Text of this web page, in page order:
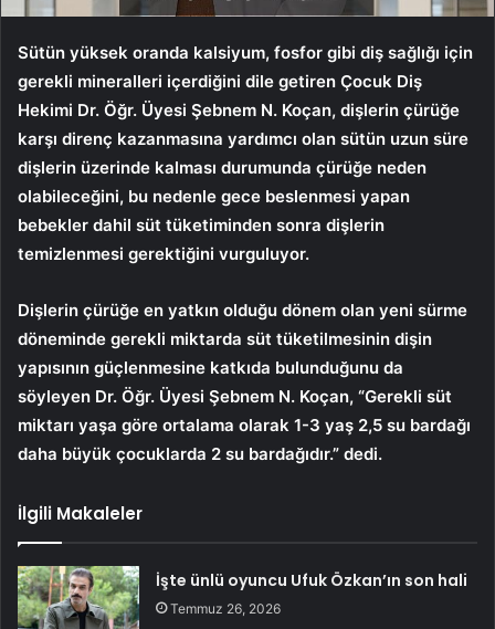
Sütün yüksek oranda kalsiyum, fosfor gibi diş sağlığı için
gerekli mineralleri içerdiğini dile getiren Çocuk Diş
Hekimi Dr. Öğr. Üyesi Şebnem N. Koçan, dişlerin çürüğe
karşı direnç kazanmasına yardımcı olan sütün uzun süre
dişlerin üzerinde kalması durumunda çürüğe neden
olabileceğini, bu nedenle gece beslenmesi yapan
bebekler dahil süt tüketiminden sonra dişlerin
temizlenmesi gerektiğini vurguluyor.
Dişlerin çürüğe en yatkın olduğu dönem olan yeni sürme
döneminde gerekli miktarda süt tüketilmesinin dişin
yapısının güçlenmesine katkıda bulunduğunu da
söyleyen Dr. Öğr. Üyesi Şebnem N. Koçan, “Gerekli süt
miktarı yaşa göre ortalama olarak 1-3 yaş 2,5 su bardağı
daha büyük çocuklarda 2 su bardağıdır.” dedi.
İlgili Makaleler
İşte ünlü oyuncu Ufuk Özkan’ın son hali
Temmuz 26, 2026